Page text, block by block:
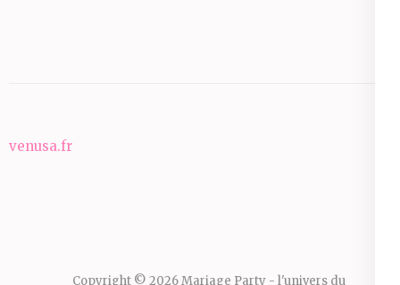
venusa.fr
Copyright © 2026Mariage Party - l'univers du